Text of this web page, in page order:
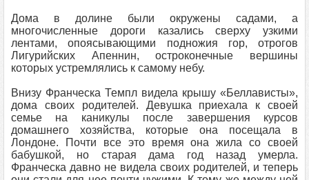
Дома в долине были окружены садами, а
многочисленные дороги казались сверху узкими
лентами, опоясывающими подножия гор, отрогов
Лигурийских Апеннин, остроконечные вершины
которых устремлялись к самому небу.
Внизу Франческа Темпл видела крышу «Беллависты»,
дома своих родителей. Девушка приехала к своей
семье на каникулы после завершения курсов
домашнего хозяйства, которые она посещала в
Лондоне. Почти все это время она жила со своей
бабушкой, но старая дама год назад умерла.
Франческа давно не видела своих родителей, и теперь